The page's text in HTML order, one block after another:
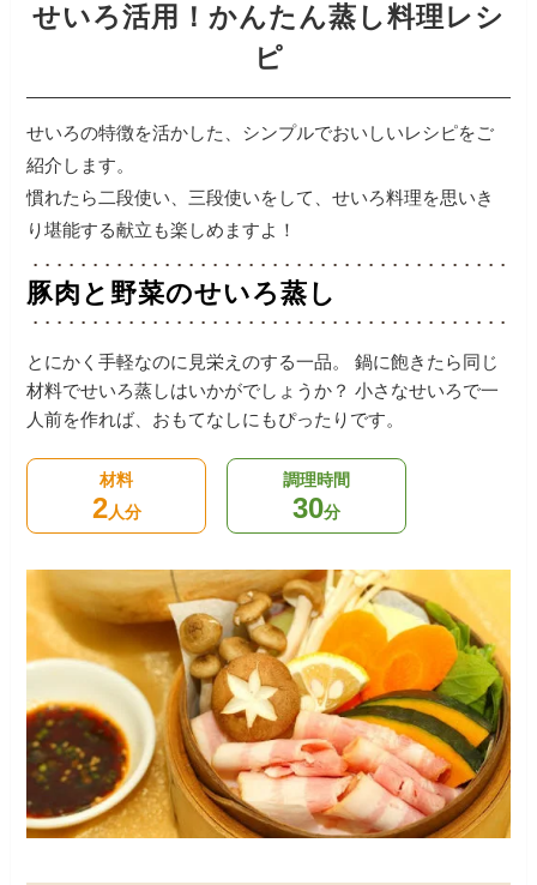
せいろ活用！かんたん蒸し料理レシ
ピ
せいろの特徴を活かした、シンプルでおいしいレシピをご
紹介します。
慣れたら二段使い、三段使いをして、せいろ料理を思いき
り堪能する献立も楽しめますよ！
豚肉と野菜のせいろ蒸し
とにかく手軽なのに見栄えのする一品。
鍋に飽きたら同じ
材料でせいろ蒸しはいかがでしょうか？ 小さなせいろで一
人前を作れば、おもてなしにもぴったりです。
材料
2人分
調理時間
30分